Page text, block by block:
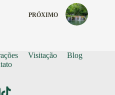
PRÓXIMO
Visitação
Blog